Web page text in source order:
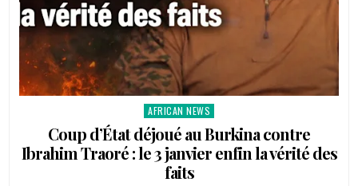
Posted
in
AFRICAN NEWS
Coup d’État déjoué au Burkina contre
Ibrahim Traoré : le 3 janvier enfin la vérité des
faits